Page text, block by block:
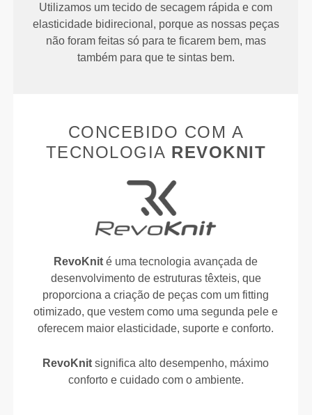
Utilizamos um tecido de secagem rápida e com
elasticidade bidirecional, porque as nossas peças
não foram feitas só para te ficarem bem, mas
também para que te sintas bem.
CONCEBIDO COM A
TECNOLOGIA REVOKNIT
RevoKnit é uma tecnologia avançada de
desenvolvimento de estruturas têxteis, que
proporciona a criação de peças com um fitting
otimizado, que vestem como uma segunda pele e
oferecem maior elasticidade, suporte e conforto.
RevoKnit significa alto desempenho, máximo
conforto e cuidado com o ambiente.